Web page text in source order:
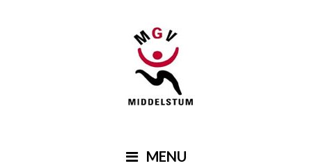
GYMNASTIEK- EN ATLETIEKVERENIGING
M.G.V.
MENU